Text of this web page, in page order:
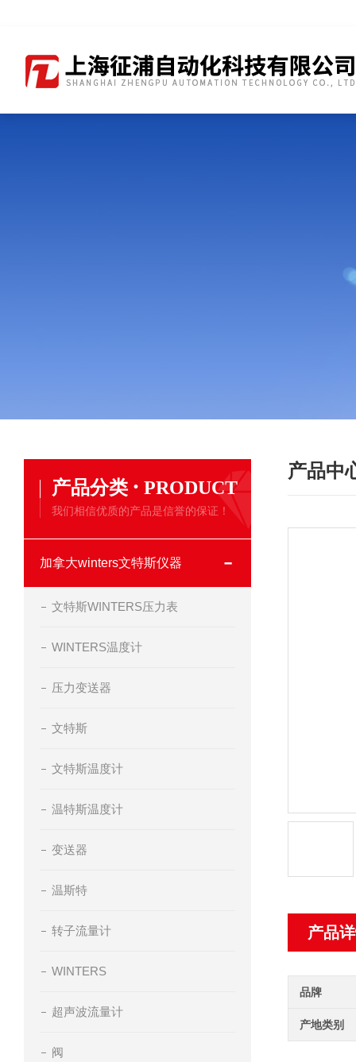
产品中
产品
品牌
产地类别
产品分类 · PRODUCT
我们相信优质的产品是信誉的保证！
加拿大winters文特斯仪器
文特斯WINTERS压力表
WINTERS温度计
压力变送器
文特斯
文特斯温度计
温特斯温度计
变送器
温斯特
转子流量计
WINTERS
超声波流量计
阀